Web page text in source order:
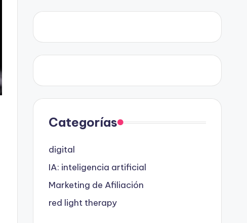
Categorías
digital
IA: inteligencia artificial
Marketing de Afiliación
red light therapy